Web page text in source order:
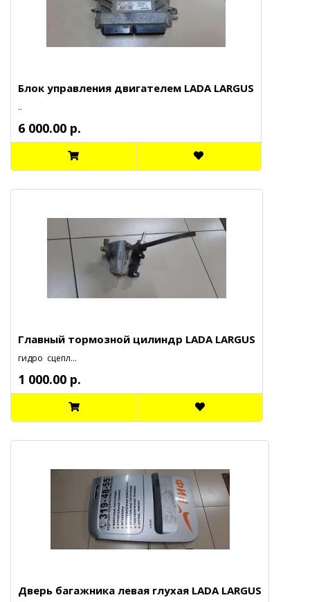
Блок управления двигателем LADA LARGUS
..
6 000.00 р.
Главный тормозной цилиндр LADA LARGUS
гидро сцепл...
1 000.00 р.
Дверь багажника левая глухая LADA LARGUS